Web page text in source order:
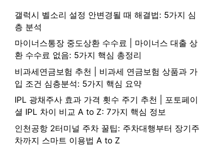
갤럭시 벨소리 설정 안변경될 때 해결법: 5가지 심
층 분석
마이너스통장 중도상환 수수료 | 마이너스 대출 상
환 수수료 없음: 5가지 핵심 총정리
비과세연금보험 추천 | 비과세 연금보험 상품과 가
입 조건 심층분석: 5가지 핵심 요약
IPL 광채주사 효과 가격 횟수 주기 추천 | 포토페이
셜 IPL 차이 비교 A to Z: 7가지 핵심 정보
인천공항 2터미널 주차 꿀팁: 주차대행부터 장기주
차까지 스마트 이용법 A to Z